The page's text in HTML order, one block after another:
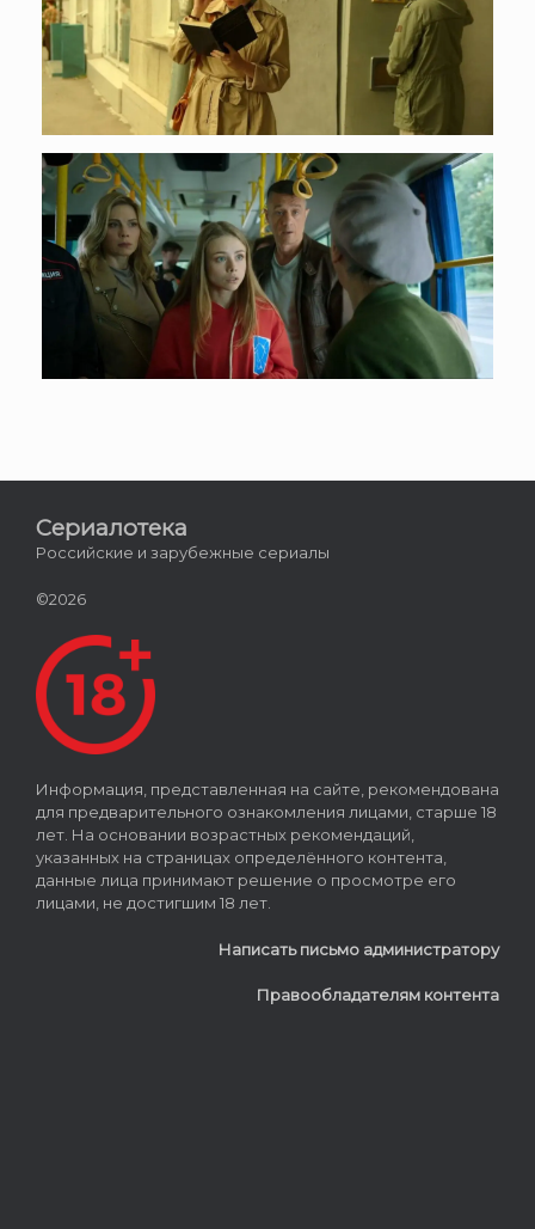
Сериалотека
Российские и зарубежные сериалы
©2026
Информация, представленная на сайте, рекомендована
для предварительного ознакомления лицами, старше 18
лет. На основании возрастных рекомендаций,
указанных на страницах определённого контента,
данные лица принимают решение о просмотре его
лицами, не достигшим 18 лет.
Написать письмо администратору
Правообладателям контента